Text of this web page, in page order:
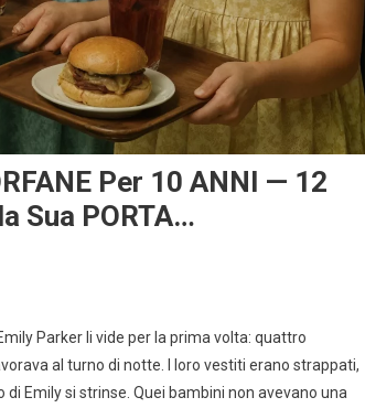
Per 10 ANNI — 12
Sua PORTA…
Parker li vide per la prima volta: quattro
al turno di notte. I loro vestiti erano strappati,
Emily si strinse. Quei bambini non avevano una